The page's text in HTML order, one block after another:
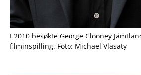
I 2010 besøkte George Clooney
filminspilling. Foto: Michael Vlasaty